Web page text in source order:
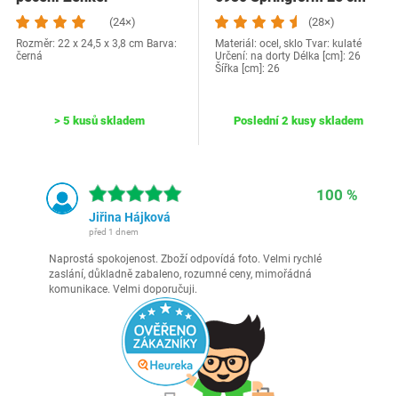
(24×)
Rozměr: 22 x 24,5 x 3,8 cm Barva:
černá
> 5 kusů skladem
(28×)
Materiál: ocel, sklo Tvar: kulaté
Určení: na dorty Délka [cm]: 26
Šířka [cm]: 26
Poslední 2 kusy skladem
100 %
Jiřina Hájková
před 1 dnem
Naprostá spokojenost. Zboží odpovídá foto. Velmi rychlé
zaslání, důkladně zabaleno, rozumné ceny, mimořádná
komunikace. Velmi doporučuji.